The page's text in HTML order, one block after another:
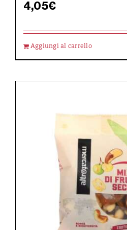
4,05€
Aggiungi al carrello